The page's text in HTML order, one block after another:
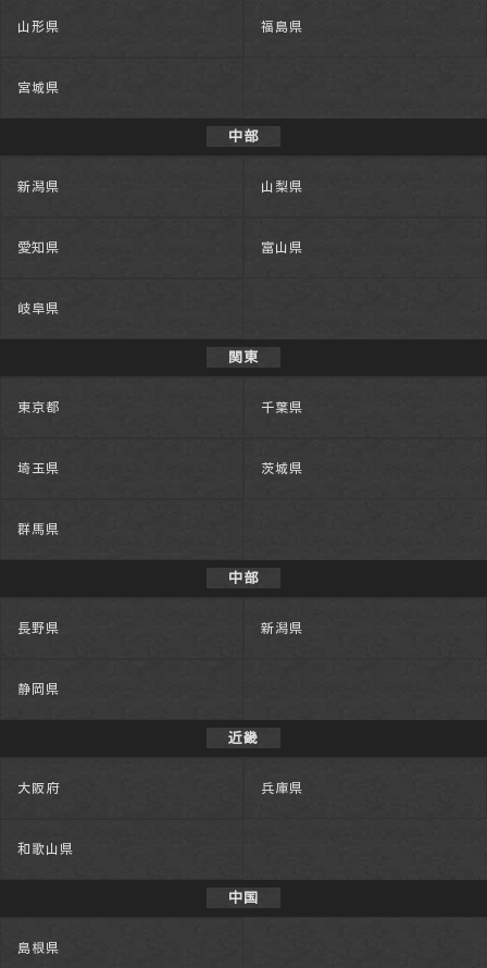
山形県 福島県
宮城県
中部
新潟県 山梨県
愛知県 富山県
岐阜県
関東
東京都 千葉県
埼玉県 茨城県
群馬県
中部
長野県 新潟県
静岡県
近畿
大阪府 兵庫県
和歌山県
中国
島根県